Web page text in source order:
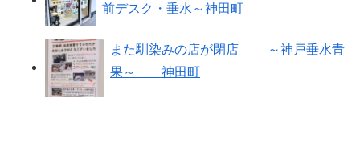
前デスク・垂水～神田町
また馴染みの店が閉店 ～神戸垂水青
果～ 神田町